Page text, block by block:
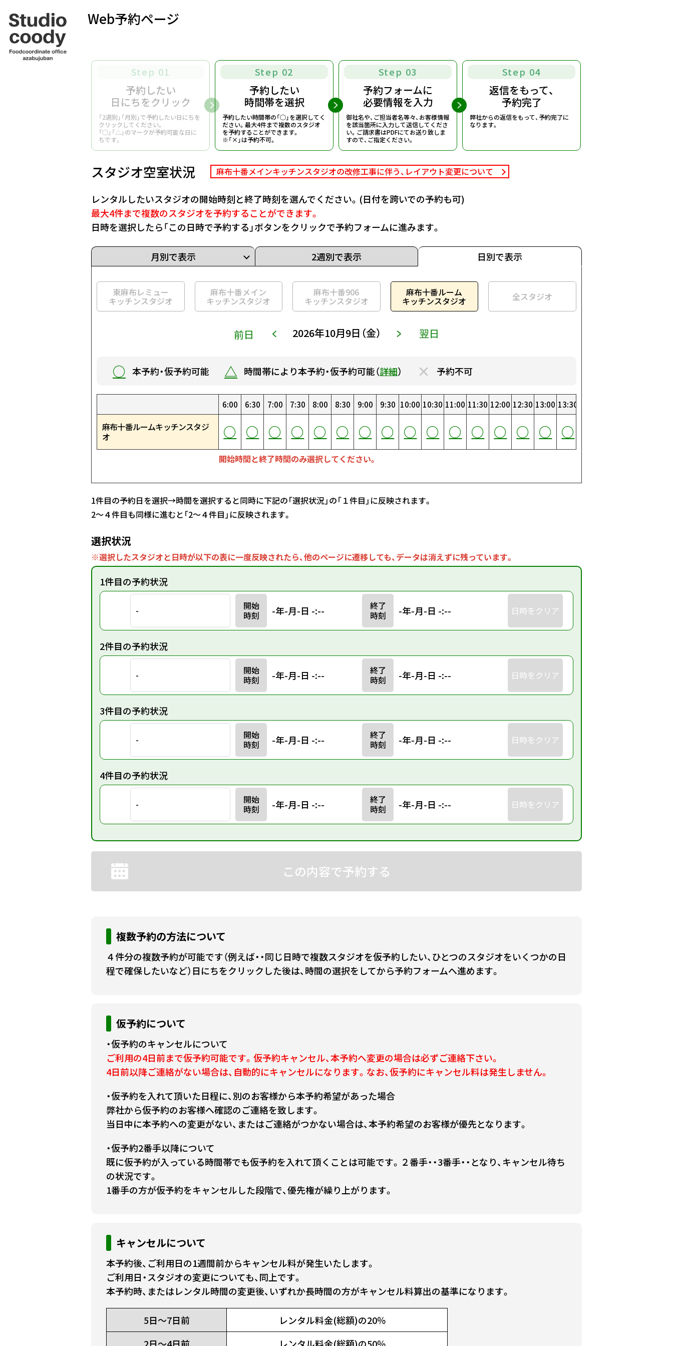
Web予約ページ
Step 01
予約したい
日にちをクリック
「2週別」「月別」で予約したい日にちを
クリックしてください。
「○」「△」のマークが予約可能な日に
ちです。
Step 02
予約したい
時間帯を選択
予約したい時間帯の「○」を選択してく
ださい。 最大4件まで複数のスタジオ
を予約することができます。
※「×」は予約不可。
Step 03
予約フォームに
必要情報を入力
御社名や、ご担当者名等々、お客様情報
を該当箇所に入力して送信してくださ
い。 ご請求書はPDFにてお送り致しま
すので、ご指定ください。
Step 04
返信をもって、
予約完了
弊社からの返信をもって、予約完了に
なります。
スタジオ空室状況 麻布十番メインキッチンスタジオの改修工事に伴う、 レイアウト変更について
レンタルしたいスタジオの開始時刻と終了時刻を選んでください。(日付を跨いでの予約も可)
最大4件まで複数のスタジオを予約することができます。
日時を選択したら「この日時で予約する」ボタンをクリックで予約フォームに進みます。
月別で表示 2週別で表示 日別で表示
東麻布レミュー
キッチンスタジオ
麻布十番メイン
キッチンスタジオ
麻布十番906
キッチンスタジオ
麻布十番ルーム
キッチンスタジオ 全スタジオ
前日 2026年10月9日（金） 翌日
○ 本予約・仮予約可能 △ 時間帯により本予約・仮予約可能（詳細） × 予約不可
麻布十番ルームキッチンスタジ
オ
○ ○ ○ ○ ○
21:30
○
22:00
○
22:30
○
23:00
○
23:30
○
○ ○ ○ ○ ○ ○
14:00
○
14:30
○
15:00
○
15:30
○
16:00
○
16:30
○
17:00
○
17:30
○
18:00
○
18:30
○
19:00
○
19:30
○
20:00
○
20:30
○
21:00
○
21:30
○
○ ○ ○ ○ ○
6:00
○
6:30
○
7:00
○
7:30
○
8:00
○
8:30
○
9:00
○
9:30
○
10:00
○
10:30
○
11:00
○
11:30
○
12:00
○
12:30
○
13:00
○
13:30
○
0:00
○
0:30
○
1:00
○
1:30
○
2:00
○
2:30
○
3:00
○
3:30
○
4:00
○
4:30
○
5:00
○
5:30
○
開始時間と終了時間のみ選択してください。
1件目の予約日を選択→時間を選択すると同時に下記の「選択状況」の「１件目」に反映されます。
2～４件目も同様に進むと「2～４件目」に反映されます。
選択状況
※選択したスタジオと日時が以下の表に一度反映されたら、他のページに遷移しても、データは消えずに残っています。
1件目の予約状況
-
開始
時刻
-年-月-日 -:--
終了
時刻
-年-月-日 -:-- 日時をクリア
2件目の予約状況
-
開始
時刻
-年-月-日 -:--
終了
時刻
-年-月-日 -:-- 日時をクリア
3件目の予約状況
-
開始
時刻
-年-月-日 -:--
終了
時刻
-年-月-日 -:-- 日時をクリア
4件目の予約状況
-
開始
時刻
-年-月-日 -:--
終了
時刻
-年-月-日 -:-- 日時をクリア
この内容で予約する
複数予約の方法について
４件分の複数予約が可能です（例えば・・同じ日時で複数スタジオを仮予約したい、ひとつのスタジオをいくつかの日
程で確保したいなど）日にちをクリックした後は、時間の選択をしてから予約フォームへ進めます。
仮予約について
・仮予約のキャンセルについて
ご利用の4日前まで仮予約可能です。仮予約キャンセル、本予約へ変更の場合は必ずご連絡下さい。
4日前以降ご連絡がない場合は、自動的にキャンセルになります。なお、仮予約にキャンセル料は発生しません。
・仮予約を入れて頂いた日程に、別のお客様から本予約希望があった場合
弊社から仮予約のお客様へ確認のご連絡を致します。
当日中に本予約への変更がない、またはご連絡がつかない場合は、本予約希望のお客様が優先となります。
・仮予約2番手以降について
既に仮予約が入っている時間帯でも仮予約を入れて頂くことは可能です。２番手・・3番手・・となり、キャンセル待ち
の状況です。
1番手の方が仮予約をキャンセルした段階で、優先権が繰り上がります。
キャンセルについて
本予約後、ご利用日の1週間前からキャンセル料が発生いたします。
ご利用日・スタジオの変更についても、同上です。
本予約時、またはレンタル時間の変更後、いずれか長時間の方がキャンセル料算出の基準になります。
5日～7日前
レンタル料金(総額)の20％
2日～4日前
レンタル料金(総額)の50％